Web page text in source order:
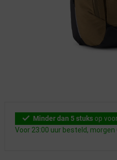
Minder dan 5 stuks op
Voor 23:00 uur besteld, morgen